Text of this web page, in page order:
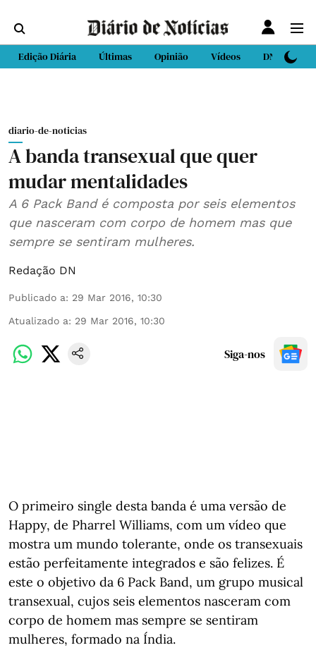
Edição Diária Últimas Opinião Vídeos DN Sport
diario-de-noticias
A banda transexual que quer
mudar mentalidades
A 6 Pack Band é composta por seis elementos
que nasceram com corpo de homem mas que
sempre se sentiram mulheres.
Redação DN
Publicado a: 29 Mar 2016, 10:30
Atualizado a: 29 Mar 2016, 10:30
Siga-nos
O primeiro single desta banda é uma versão de
Happy, de Pharrel Williams, com um vídeo que
mostra um mundo tolerante, onde os transexuais
estão perfeitamente integrados e são felizes. É
este o objetivo da 6 Pack Band, um grupo musical
transexual, cujos seis elementos nasceram com
corpo de homem mas sempre se sentiram
mulheres, formado na Índia.